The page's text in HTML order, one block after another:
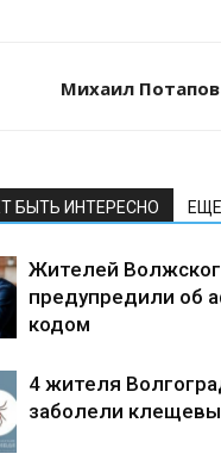
Михаил Потапов
БЫТЬ ИНТЕРЕСНО
Жителей
предупредили об
кодом
4 жителя
заболели